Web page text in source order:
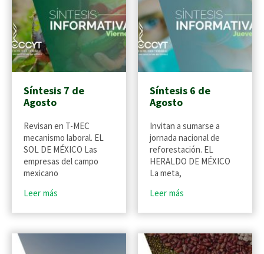
Síntesis 7 de
Agosto
Revisan en T-MEC
mecanismo laboral. EL
SOL DE MÉXICO Las
empresas del campo
mexicano
Leer más
Síntesis 6 de
Agosto
Invitan a sumarse a
jornada nacional de
reforestación. EL
HERALDO DE MÉXICO
La meta,
Leer más